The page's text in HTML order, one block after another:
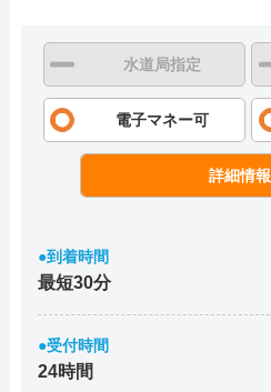
水道局指定
電子マネー可
詳細情報
●到着時間
最短30分
●受付時間
24時間